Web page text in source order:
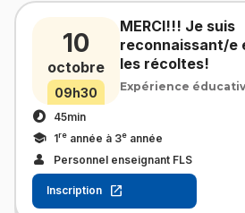
10
octobre
09h30
MERCI!!! Je suis
reconnaissant/e
les récoltes!
Expérience
45min
1re année à 3e année
Personnel enseignant FLS
Inscription